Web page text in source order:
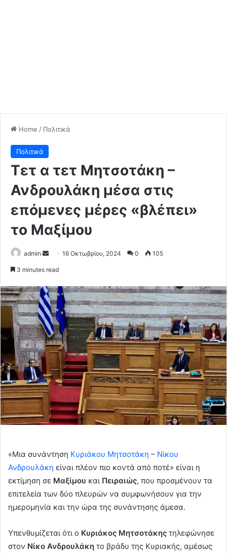
Home / Πολιτικά
Πολιτικά
Τετ α τετ Μητσοτάκη –
Ανδρουλάκη μέσα στις
επόμενες μέρες «βλέπει»
το Μαξίμου
admin
Send16 Οκτωβρίου, 2024 0 105
3 minutes read
«Μια συνάντηση Κυριάκου Μητσοτάκη – Νίκου
Ανδρουλάκη είναι πλέον πιο κοντά από ποτέ» είναι η
εκτίμηση σε Μαξίμου και Πειραιώς, που προσμένουν τα
επιτελεία των δύο πλευρών να συμφωνήσουν για την
ημερομηνία και την ώρα της συνάντησης άμεσα.
Υπενθυμίζεται ότι ο Κυριάκος Μητσοτάκης τηλεφώνησε
στον Νίκο Ανδρουλάκη το βράδυ της Κυριακής, αμέσως